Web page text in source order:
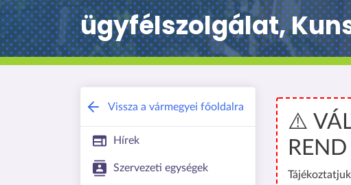
ügyfélszolgálat,
Vissza a vármegyei főoldalra
Hírek
Szervezeti egységek
⚠️